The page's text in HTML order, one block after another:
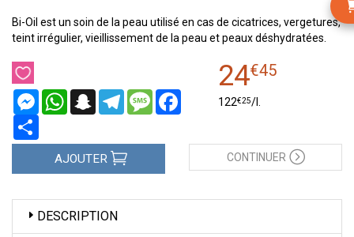
Bi-Oil est un soin de la peau utilisé en cas de cicatrices, vergetures,
teint irrégulier, vieillissement de la peau et peaux déshydratées.
MessengerWhatsAppSnapchatTelegramMessageFacebook
24€45
122€25/
AJOUTER CONTINUER
DESCRIPTION